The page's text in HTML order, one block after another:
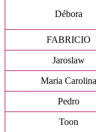
Débora
FABRICIO
Jaroslaw
Maria Carolina
Pedro
Toon